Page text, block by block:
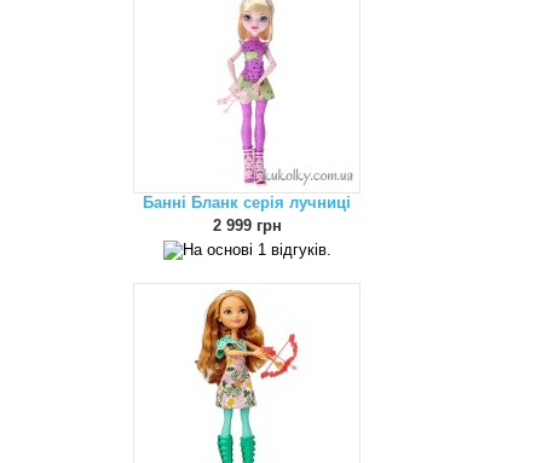
Банні Бланк серія лучниці
2 999 грн